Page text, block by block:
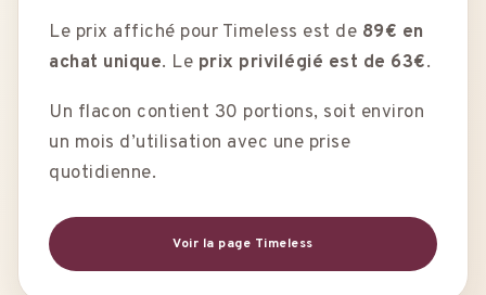
Le prix affiché pour Timeless est de 89€ en
achat unique. Le prix privilégié est de 63€.
Un flacon contient 30 portions, soit environ
un mois d’utilisation avec une prise
quotidienne.
Voir la page Timeless